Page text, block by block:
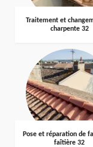
Traitement et
charpente 32
Pose et réparation de
faîtière 32